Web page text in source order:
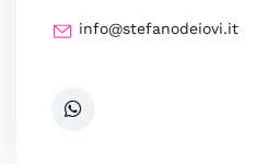
info@stefanodeiovi.it